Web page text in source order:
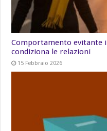
Comportamento evitante
condiziona le relazioni
15 Febbraio 2026